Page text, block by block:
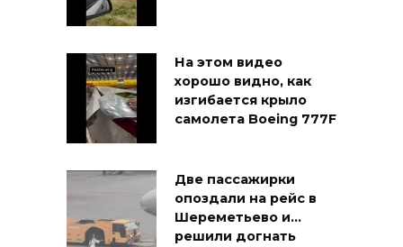
На этом видео
хорошо видно, как
изгибается крыло
самолета Boeing 777F
Две пассажирки
опоздали на рейс в
Шереметьево и…
решили догнать